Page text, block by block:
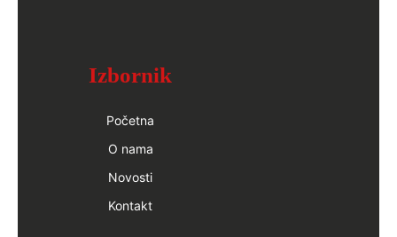
Izbornik
Početna
O nama
Novosti
Kontakt